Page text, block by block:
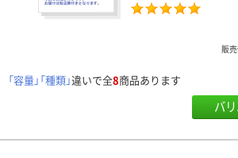
販売
「容量」「種類」違いで全8商品あります
バ